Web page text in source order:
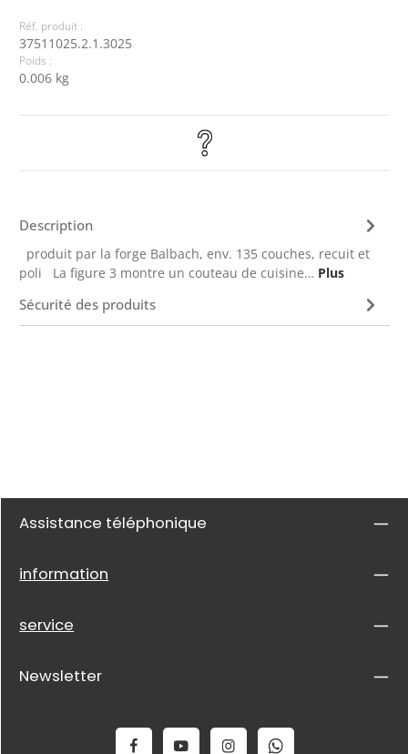
Réf. produit :
37511025.2.1.3025
Poids :
0.006 kg
Description
produit par la forge Balbach, env. 135 couches, recuit et
poli La figure 3 montre un couteau de cuisine… Plus
Sécurité des produits
Assistance téléphonique
information
service
Newsletter